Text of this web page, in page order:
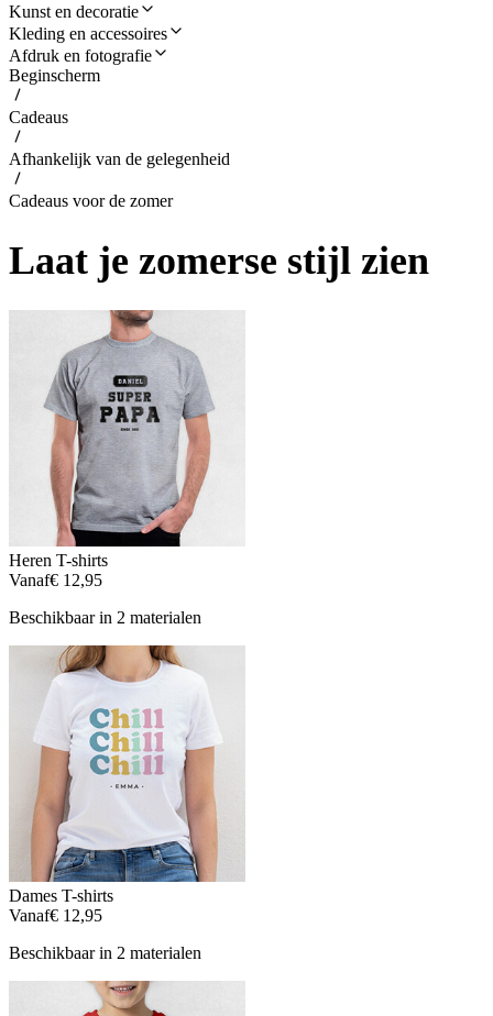
Kunst en decoratie
Kleding en accessoires
Afdruk en fotografie
Beginscherm
Cadeaus
Afhankelijk van de gelegenheid
Cadeaus voor de zomer
Laat je zomerse stijl zien
Heren T-shirts
Vanaf€ 12,95
Beschikbaar in 2 materialen
Dames T-shirts
Vanaf€ 12,95
Beschikbaar in 2 materialen